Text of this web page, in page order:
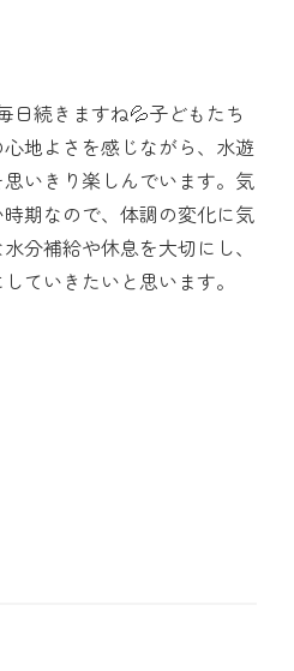
日続きますね💦子どもたち
地よさを感じながら、水遊
いきり楽しんでいます。気
期なので、体調の変化に気
分補給や休息を大切にし、
ていきたいと思います。